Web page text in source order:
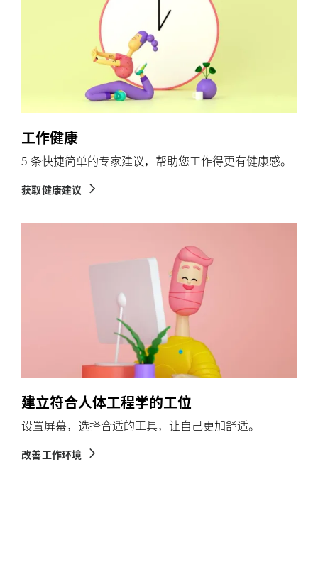
工作健康
5 条快捷简单的专家建议，帮助您工作得更有健康感。
获取健康建议
建立符合人体工程学的工位
设置屏幕，选择合适的工具，让自己更加舒适。
改善工作环境